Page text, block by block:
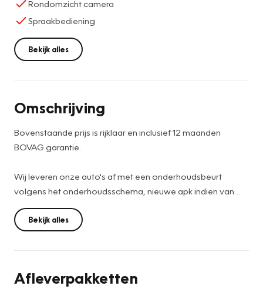
Rondomzicht camera
Spraakbediening
Bekijk alles
Omschrijving
Bovenstaande prijs is rijklaar en inclusief 12 maanden
BOVAG garantie.
Wij leveren onze auto's af met een onderhoudsbeurt
volgens het onderhoudsschema, nieuwe apk indien van
toepassing, auto wordt volledig binnen en buiten
professioneel gereinigd, indien nodig nieuw matten set,
RDW teller rapport en tenaamstelling van de auto op u
Voor meer informatie over deze auto of interesse in een
Bekijk alles
Afleverpakketten